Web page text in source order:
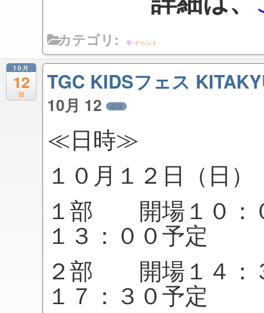
カテゴリ: イベント
10月
12
日
TGC KIDSフェス
10月 12 全日
≪日時≫
１０月１２日（日）
１部 開場１０：
１３：００予定
２部 開場１４：
１７：３０予定